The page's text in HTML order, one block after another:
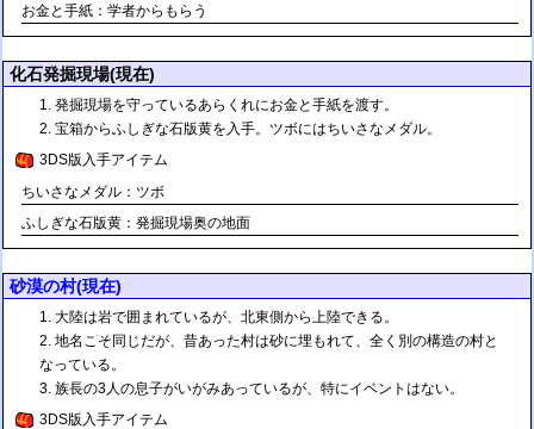
お金と手紙：学者からもらう
化石発掘現場(現在)
発掘現場を守っているあらくれにお金と手紙を渡す。
宝箱からふしぎな石版黄を入手。ツボにはちいさなメダル。
3DS版入手アイテム
ちいさなメダル：ツボ
ふしぎな石版黄：発掘現場奥の地面
砂漠の村(現在)
大陸は岩で囲まれているが、北東側から上陸できる。
地名こそ同じだが、昔あった村は砂に埋もれて、全く別の構造の村と
なっている。
族長の3人の息子がいがみあっているが、特にイベントはない。
3DS版入手アイテム